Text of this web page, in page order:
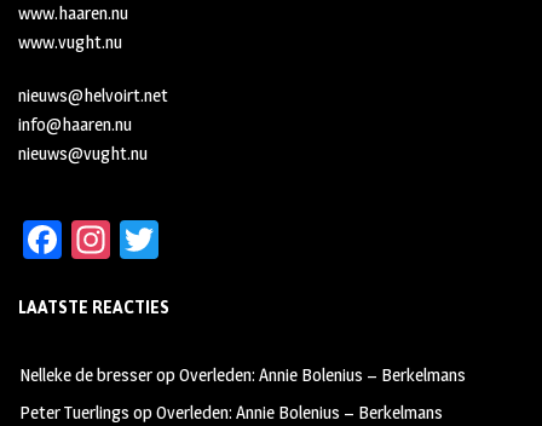
www.haaren.nu
www.vught.nu
nieuws@helvoirt.net
info@haaren.nu
nieuws@vught.nu
Fa
b
oo
k
In
ag
m
tt
LAATSTE REACTIES
Nelleke de bresseropOverleden: Annie Bolenius – Berkelmans
Peter Tuerlings opOverleden: Annie Bolenius – Berkelmans